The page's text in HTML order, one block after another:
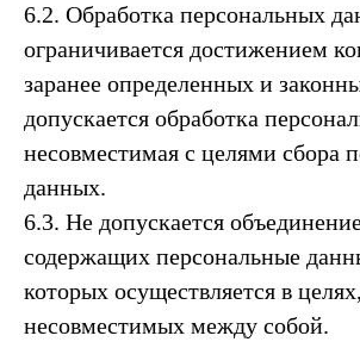
6.2. Обработка персональных
ограничивается достижением
заранее определенных и
допускается обработка
несовместимая с целями сбора
данных.
6.3. Не допускается
содержащих персональные
которых осуществляется в целях,
несовместимых между собой.